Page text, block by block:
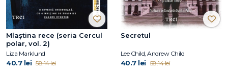
Mlaștina rece (seria Cercul
polar, vol. 2)
Liza Marklund
40.7 lei 58.14 lei
Secretul
Lee Child, Andrew Child
40.7 lei 58.14 lei